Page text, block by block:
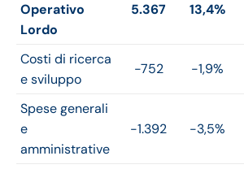
Operativo
Lordo
5.367 13,4%
Costi di ricerca
e sviluppo
-752 -1,9%
Spese generali
e
amministrative
-1.392 -3,5%